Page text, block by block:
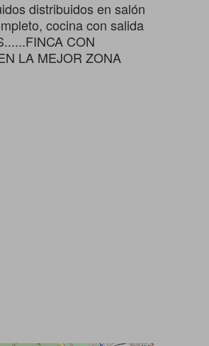
distribuidos en salón
cocina con salida
CON
LA MEJOR ZONA